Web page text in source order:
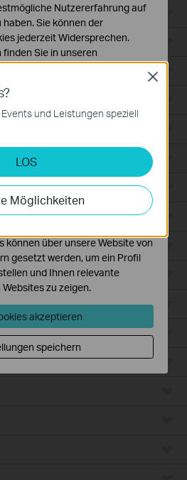
und Leistungen speziell
LOS
Möglichkeiten
Close
Nutzererfahrung auf
Sie können der
jederzeit Widersprechen.
Sie in unseren
.
der Website
in Ihren Systemen nicht
Cookies
es uns, Ihre Aktivitäten
um die
Website zu verbessern und
können über unsere Website von
gesetzt werden, um ein Profil
und Ihnen relevante
zu zeigen.
akzeptieren
speichern